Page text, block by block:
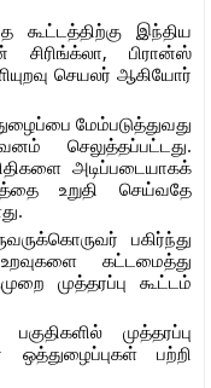
கூட்டத்திற்கு இந்திய
பிரான்ஸ்
செயலர் ஆகியோர்
மேம்படுத்துவது
செலுத்தப்பட்டது.
அடிப்படையாகக்
உறுதி செய்வதே
பகிர்ந்து
கட்டமைத்து
முத்தரப்பு கூட்டம்
முத்தரப்பு
ஒத்துழைப்புகள் பற்றி